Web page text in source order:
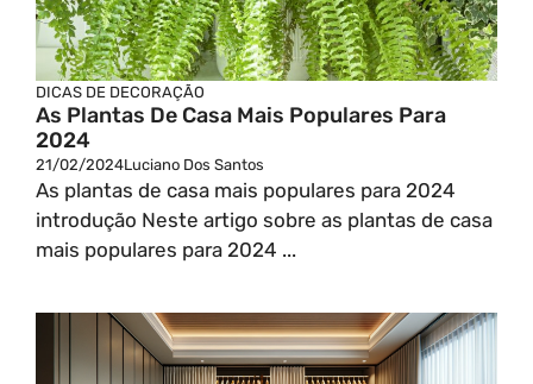
DICAS DE DECORAÇÃO
As Plantas De Casa Mais Populares Para
2024
21/02/2024Luciano Dos Santos
As plantas de casa mais populares para 2024
introdução Neste artigo sobre as plantas de casa
mais populares para 2024 ...